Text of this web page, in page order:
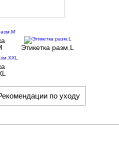
Этикетка разм.L
по уходу